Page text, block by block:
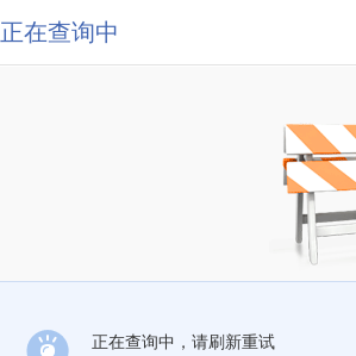
正在查询中
正在查询中，请刷新重试